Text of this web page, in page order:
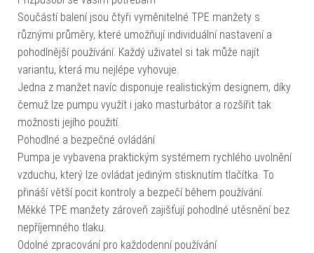
Součástí balení jsou čtyři vyměnitelné TPE manžety s
různými průměry, které umožňují individuální nastavení a
pohodlnější používání. Každý uživatel si tak může najít
variantu, která mu nejlépe vyhovuje.
Jedna z manžet navíc disponuje realistickým designem, díky
čemuž lze pumpu využít i jako masturbátor a rozšířit tak
možnosti jejího použití.
Pohodlné a bezpečné ovládání
Pumpa je vybavena praktickým systémem rychlého uvolnění
vzduchu, který lze ovládat jediným stisknutím tlačítka. To
přináší větší pocit kontroly a bezpečí během používání.
Měkké TPE manžety zároveň zajišťují pohodlné utěsnění bez
nepříjemného tlaku.
Odolné zpracování pro každodenní používání